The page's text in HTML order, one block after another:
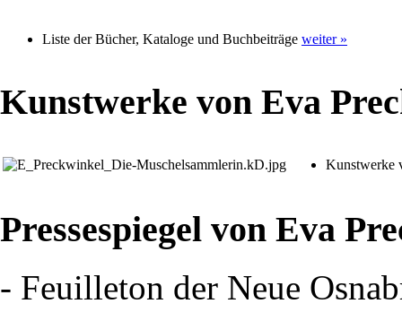
Liste der Bücher, Kataloge und Buchbeiträge weiter »
Kunstwerke von Eva
Kunstwerke
Pressespiegel von Eva
- Feuilleton der Neue